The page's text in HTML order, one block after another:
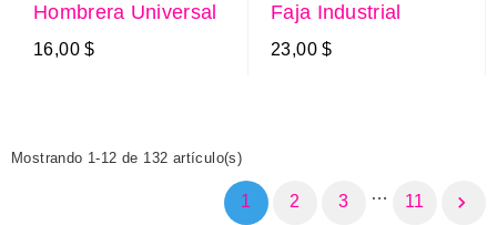
Hombrera Universal
16,00 $
Faja Industrial
23,00 $
Mostrando 1-12 de 132 artículo(s)
1 2 3 … 11 